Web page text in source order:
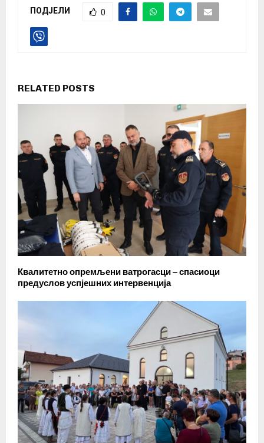
ПОДЈЕЛИ 0
RELATED POSTS
Квалитетно опремљени ватрогасци – спасиоци
предуслов успјешних интервенција